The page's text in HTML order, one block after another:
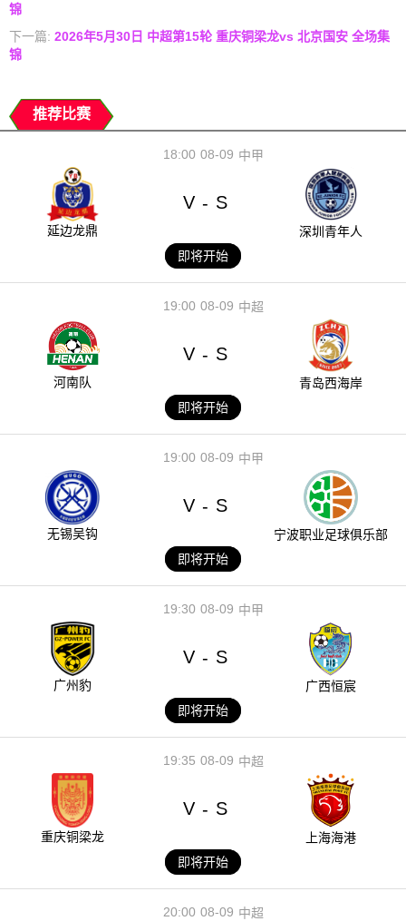
锦
下一篇: 2026年5月30日 中超第15轮 重庆铜梁龙vs 北京国安 全场集
锦
推荐比赛
08-09
18:00 中甲
延边龙鼎
V - S
深圳青年人
即将开始
08-09
19:00 中超
河南队
V - S
青岛西海岸
即将开始
08-09
19:00 中甲
无锡吴钩
V - S
宁波职业足球俱乐部
即将开始
08-09
19:30 中甲
广州豹
V - S
广西恒宸
即将开始
08-09
19:35 中超
重庆铜梁龙
V - S
上海海港
即将开始
08-09
20:00 中超